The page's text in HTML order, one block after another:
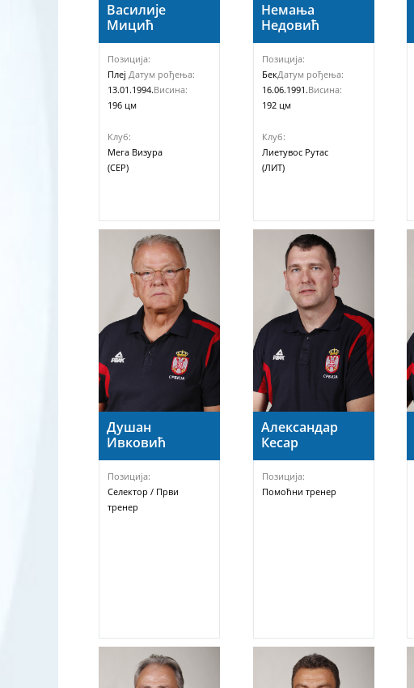
Василије
Мицић
Позиција:
Плеј Датум рођења:
13.01.1994.Висина:
196 цм
Клуб:
Мега Визура
(СЕР)
Немања
Недовић
Позиција:
БекДатум рођења:
16.06.1991.Висина:
192 цм
Клуб:
Лиетувос Рyтас
(ЛИТ)
Душан
Ивковић
Позиција:
Селектор / Први
тренер
Александар
Кесар
Позиција:
Помоћни тренер